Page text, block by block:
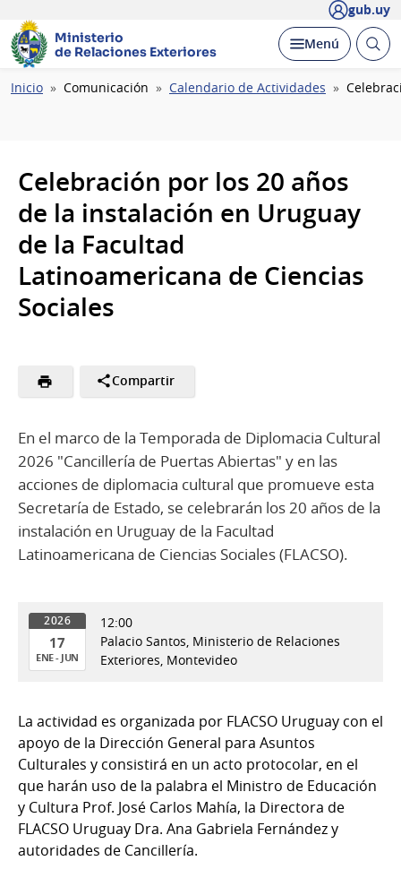
gub.uy
Ministerio
de Relaciones Exteriores
Desplegar
Menú Abrir
Ruta
Inicio Comunicación Calendario de Actividades
Celebración por los 20 años
de la instalación en Uruguay
de la Facultad
Latinoamericana de Ciencias
Sociales
Compartir
En el marco de la Temporada de Diplomacia Cultural
2026 "Cancillería de Puertas Abiertas" y en las
acciones de diplomacia cultural que promueve esta
Secretaría de Estado, se celebrarán los 20 años de la
instalación en Uruguay de la Facultad
Latinoamericana de Ciencias Sociales (FLACSO).
2026
17
ENE - JUN
Ene
al
17
de
@end_mont
del
2026
12:00
Palacio Santos, Ministerio de Relaciones
Exteriores, Montevideo
La actividad es organizada por FLACSO Uruguay con el
apoyo de la Dirección General para Asuntos
Culturales y consistirá en un acto protocolar, en el
que harán uso de la palabra el Ministro de Educación
y Cultura Prof. José Carlos Mahía, la Directora de
FLACSO Uruguay Dra. Ana Gabriela Fernández y
autoridades de Cancillería.